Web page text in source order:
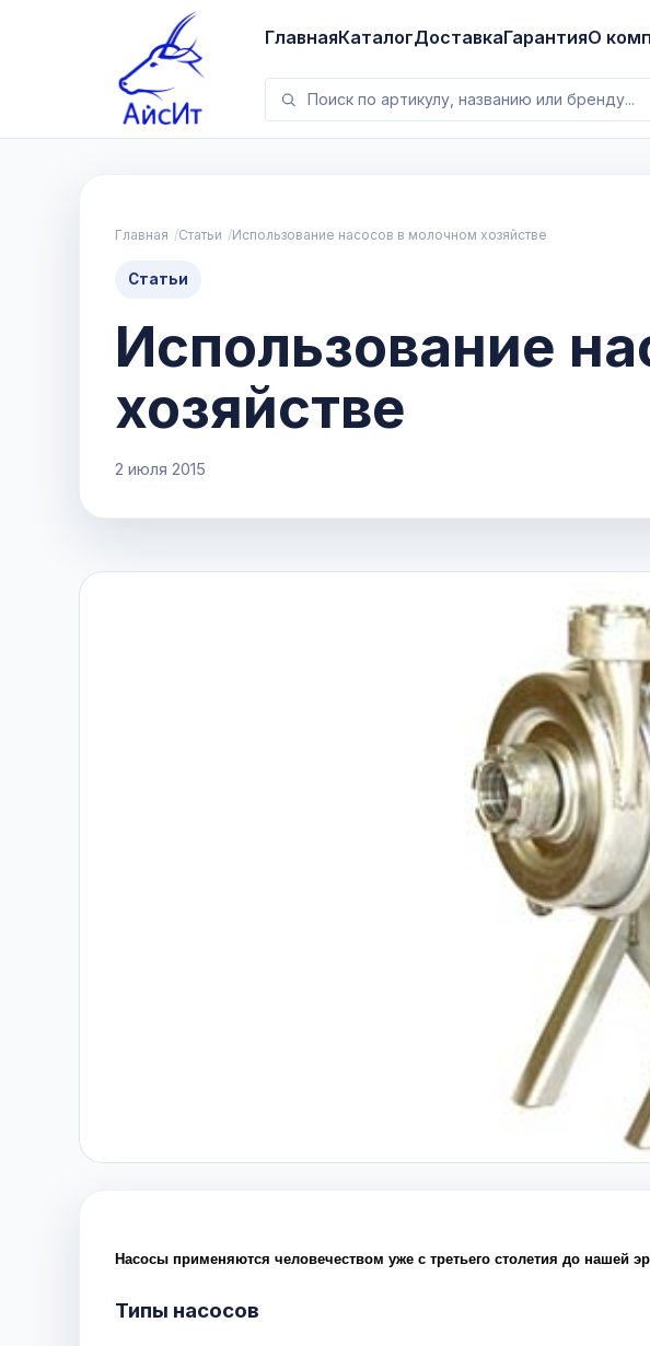
ГлавнаяКаталогДоставкаГарантияО
Главная Статьи Использование насосов в молочном хозяйстве
Статьи
Использование
хозяйстве
2 июля 2015
Насосы применяются человечеством уже с третьего столетия до
Типы насосов